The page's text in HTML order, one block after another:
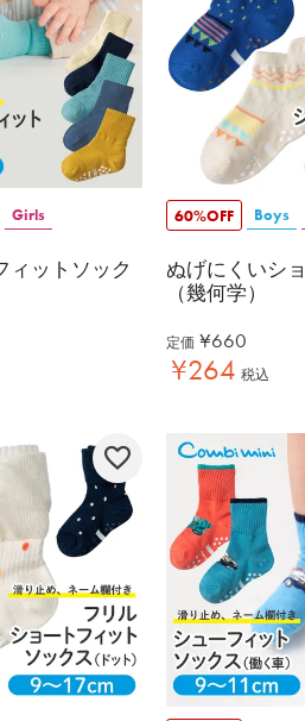
Girls
ィットソック
60%OFF Boys
ぬげにくいシ
（幾何学）
定価 ¥660
¥264 税込